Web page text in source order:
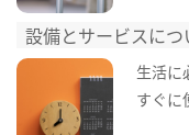
設備とサービスにつ
生活に
すぐに